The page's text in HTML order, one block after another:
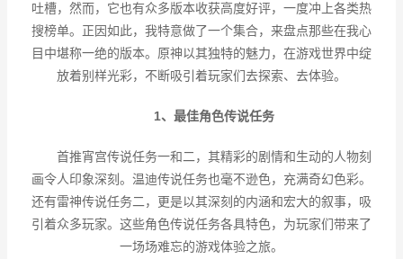
吐槽，然而，它也有众多版本收获高度好评，一度冲上各类热
搜榜单。正因如此，我特意做了一个集合，来盘点那些在我心
目中堪称一绝的版本。原神以其独特的魅力，在游戏世界中绽
放着别样光彩，不断吸引着玩家们去探索、去体验。
1、 最佳角色传说任务
首推宵宫传说任务一和二，其精彩的剧情和生动的人物刻
画令人印象深刻。温迪传说任务也毫不逊色，充满奇幻色彩。
还有雷神传说任务二，更是以其深刻的内涵和宏大的叙事，吸
引着众多玩家。这些角色传说任务各具特色，为玩家们带来了
一场场难忘的游戏体验之旅。